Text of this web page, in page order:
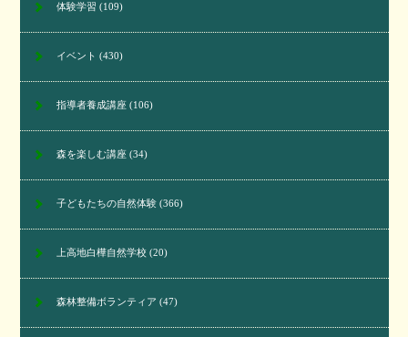
体験学習 (109)
イベント (430)
指導者養成講座(106)
森を楽しむ講座(34)
子どもたちの自然体験(366)
上高地白樺自然学校(20)
森林整備ボランティア (47)